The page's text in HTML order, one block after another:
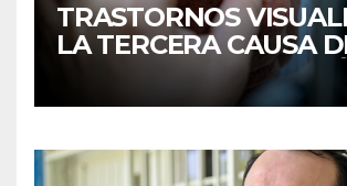
TRASTORNOS
LA TERCERA CAUSA
DISCAPACIDAD EN
REVELA ESTUDIO DEL